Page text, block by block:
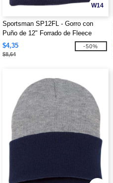
W14
Sportsman SP12FL - Gorro con
Puño de 12" Forrado de Fleece
$4,35
$8,64
-50%